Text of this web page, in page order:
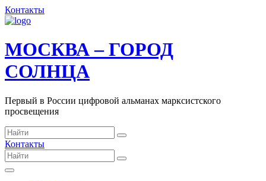
Контакты
МОСКВА – ГОРОД
СОЛНЦА
Первый в России цифровой альманах марксистского
просвещения
Контакты